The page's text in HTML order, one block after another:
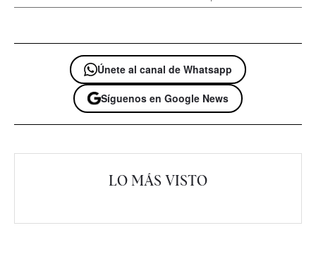
Únete al canal de Whatsapp
Síguenos en Google News
LO MÁS VISTO